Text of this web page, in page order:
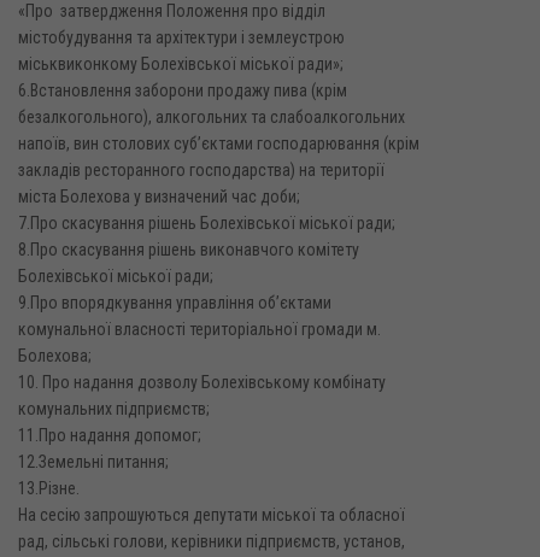
«Про затвердження Положення про відділ
містобудування та архітектури і землеустрою
міськвиконкому Болехівської міської ради»;
6.Встановлення заборони продажу пива (крім
безалкогольного), алкогольних та слабоалкогольних
напоїв, вин столових суб’єктами господарювання (крім
закладів ресторанного господарства) на території
міста Болехова у визначений час доби;
7.Про скасування рішень Болехівської міської ради;
8.Про скасування рішень виконавчого комітету
Болехівської міської ради;
9.Про впорядкування управління об’єктами
комунальної власності територіальної громади м.
Болехова;
10. Про надання дозволу Болехівському комбінату
комунальних підприємств;
11.Про надання допомог;
12.Земельні питання;
13.Різне.
На сесію запрошуються депутати міської та обласної
рад, сільські голови, керівники підприємств, установ,